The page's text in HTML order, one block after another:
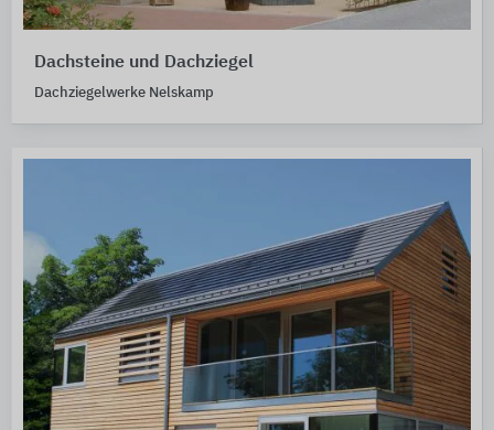
Dachsteine und Dachziegel
Dachziegelwerke Nelskamp